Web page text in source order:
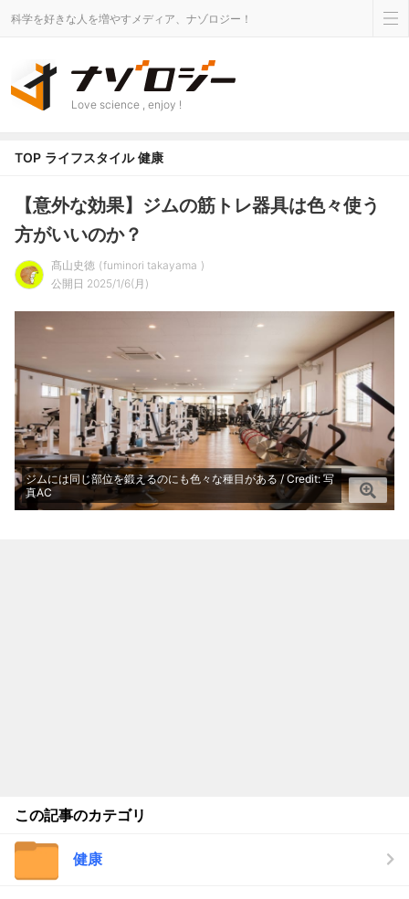
科学を好きな人を増やすメディア、ナゾロジー！
Love science , enjoy !
TOP ライフスタイル 健康
【意外な効果】ジムの筋トレ器具は色々使う
方がいいのか？
髙山史徳 fuminori takayama
公開日 2025/1/6(月)
ジムには同じ部位を鍛えるのにも色々な種目がある / Credit: 写
真AC
この記事のカテゴリ
健康